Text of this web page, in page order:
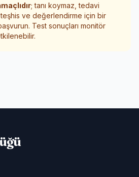
; tanı koymaz, tedavi
ve değerlendirme için bir
Test sonuçları monitör